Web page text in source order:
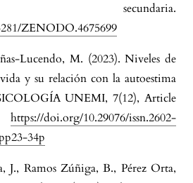
secundaria.
ZENODO.4675699
Lucendo, M. (2023). Niveles de
y su relación con la autoestima
UNEMI, 7(12), Article
https://doi.org/10.29076/issn.2602-
34p
J., Ramos Zúñiga, B., Pérez Orta,